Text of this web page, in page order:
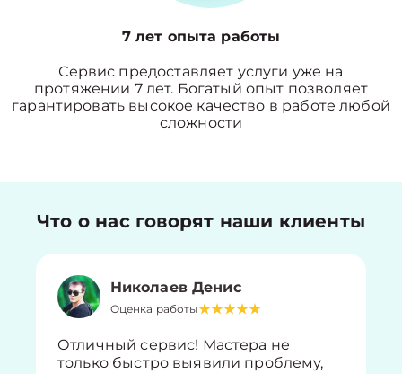
7 лет опыта работы
Сервис предоставляет услуги уже на
протяжении 7 лет. Богатый опыт позволяет
гарантировать высокое качество в работе любой
сложности
Что о нас говорят наши клиенты
Николаев Денис
Оценка работы
Отличный сервис! Мастера не
только быстро выявили проблему,